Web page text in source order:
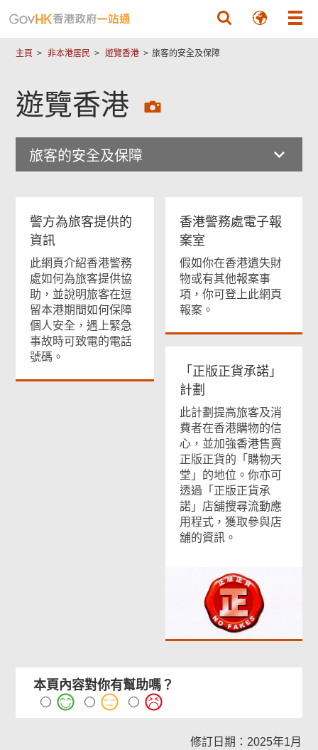
主頁 非本港居民 遊覽香港 旅客的安全及保障
遊覽香港
旅客的安全及保障
警方為旅客提供的
資訊
此網頁介紹香港警務
處如何為旅客提供協
助，並說明旅客在逗
留本港期間如何保障
個人安全，遇上緊急
事故時可致電的電話
號碼。
香港警務處電子報
案室
假如你在香港遺失財
物或有其他報案事
項，你可登上此網頁
報案。
「正版正貨承諾」
計劃
此計劃提高旅客及消
費者在香港購物的信
心，並加強香港售賣
正版正貨的「購物天
堂」的地位。你亦可
透過「正版正貨承
諾」店舖搜尋流動應
用程式，獲取參與店
舖的資訊。
本頁內容對你有幫助嗎？
修訂日期：2025年1月